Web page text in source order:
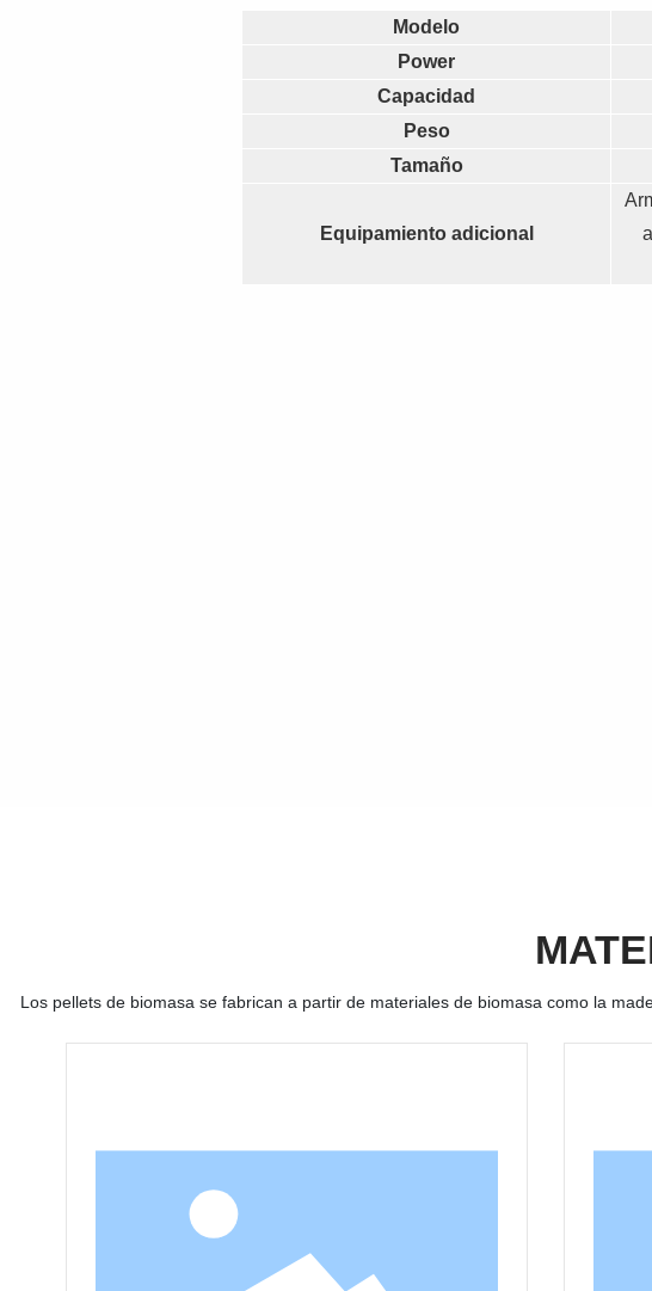
Modelo
Power
Capacidad
Peso
Tamaño
Equipamiento adicional
Los pellets de biomasa se fabrican a partir de materiales de biomasa como la